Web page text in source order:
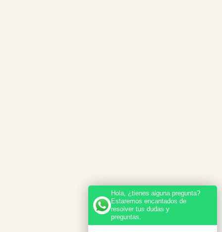
Hola, ¿tienes alguna pregunta?
Estaremos encantados de
resolver tus dudas y
preguntas.